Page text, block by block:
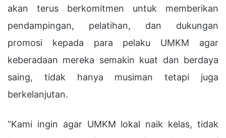
akan terus berkomitmen untuk memberikan
pendampingan, pelatihan, dan dukungan
promosi kepada para pelaku UMKM agar
keberadaan mereka semakin kuat dan berdaya
saing, tidak hanya musiman tetapi juga
berkelanjutan.
“Kami ingin agar UMKM lokal naik kelas, tidak